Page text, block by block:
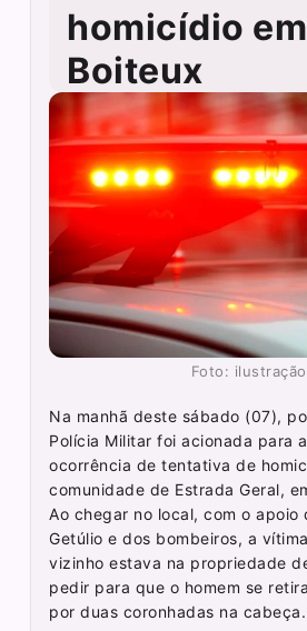
homicídio
Boiteux
Foto: ilustração
Na manhã deste sábado (07),
Polícia Militar foi acionada para
ocorrência de tentativa de
comunidade de Estrada Geral,
Ao chegar no local, com o apoio
Getúlio e dos bombeiros, a
vizinho estava na propriedade
pedir para que o homem se
por duas coronhadas na cabeça.